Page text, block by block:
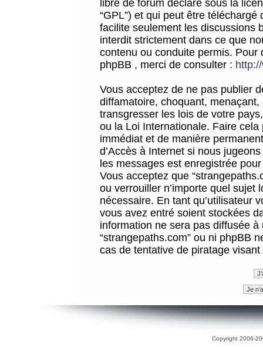
libre de forum déclaré sous la
“GPL”) et qui peut être téléchargé
facilite seulement les discussions
interdit strictement dans ce que
contenu ou conduite permis.
phpBB , merci de consulter :
Vous acceptez de ne pas publier
diffamatoire, choquant,
transgresser les lois de votre
ou la Loi Internationale. Faire
immédiat et de manière
d’Accès à Internet si nous
les messages est enregistrée
Vous acceptez que
ou verrouiller n’importe quel sujet
nécessaire. En tant qu’utilisateur
vous avez entré soient stockées
information ne sera pas diffusée
“strangepaths.com” ou ni phpBB
cas de tentative de piratage
Copyright 2006-